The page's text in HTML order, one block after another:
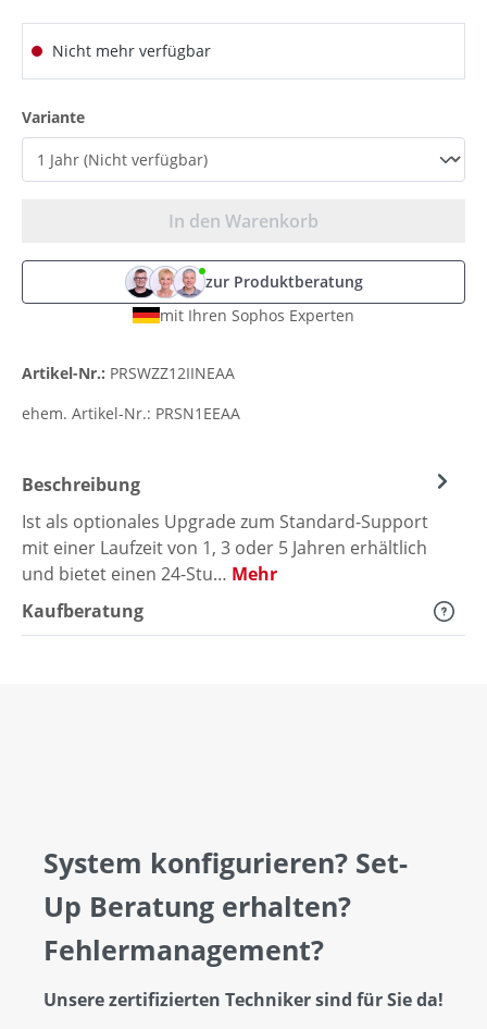
Nicht mehr verfügbar
Varianteauswählen
In den Warenkorb
zur Produktberatung
mit Ihren Sophos Experten
Artikel-Nr.: PRSWZZ12IINEAA
ehem. Artikel-Nr.: PRSN1EEAA
Beschreibung
Ist als optionales Upgrade zum Standard-Support
mit einer Laufzeit von 1, 3 oder 5 Jahren erhältlich
und bietet einen 24-Stu… Mehr
Kaufberatung
System konfigurieren? Set-
Up Beratung erhalten?
Fehlermanagement?
Unsere zertifizierten Techniker sind für Sie da!